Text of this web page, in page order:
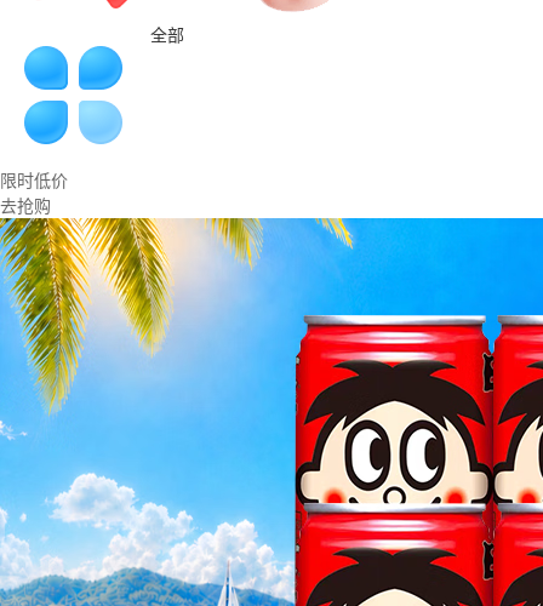
全部
限时低价
去抢购